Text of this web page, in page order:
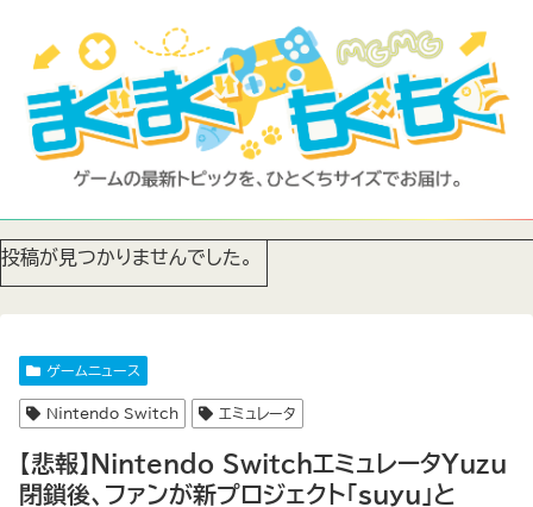
投稿が見つかりませんでした。
ゲームニュース
Nintendo Switch エミュレータ
【悲報】Nintendo SwitchエミュレータYuzu
閉鎖後、ファンが新プロジェクト「suyu」と